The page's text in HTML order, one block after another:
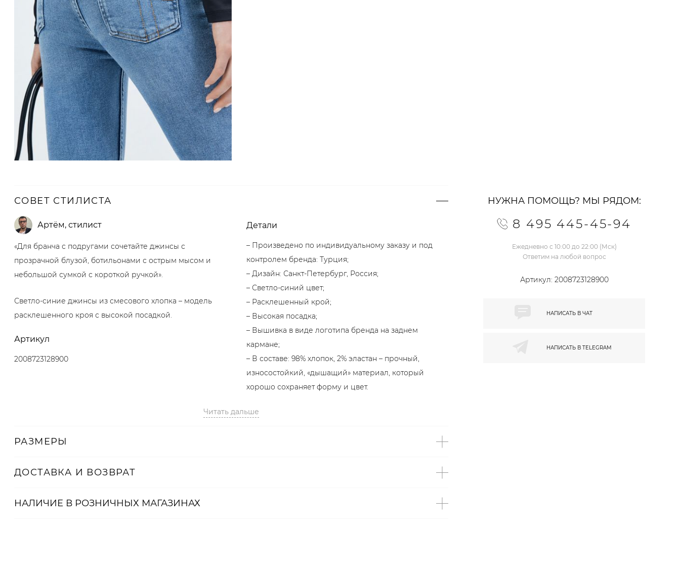
СОВЕТ СТИЛИСТА
Артём, стилист
«Для бранча с подругами сочетайте джинсы с
прозрачной блузой, ботильонами с острым мысом и
небольшой сумкой с короткой ручкой».
Светло-синие джинсы из смесового хлопка – модель
расклешенного кроя с высокой посадкой.
Артикул
2008723128900
Детали
– Произведено по индивидуальному заказу и под
контролем бренда: Турция;
– Дизайн: Санкт-Петербург, Россия;
– Светло-синий цвет;
– Расклешенный крой;
– Высокая посадка;
– Вышивка в виде логотипа бренда на заднем
кармане;
– В составе: 98% хлопок, 2% эластан – прочный,
износостойкий, «дышащий» материал, который
хорошо сохраняет форму и цвет.
Образ
Читать дальше
РАЗМЕРЫ
ДОСТАВКА И ВОЗВРАТ
НАЛИЧИЕ В РОЗНИЧНЫХ МАГАЗИНАХ
НУЖНА ПОМОЩЬ? МЫ РЯДОМ:
8 495 445-45-94
Ежедневно с 10:00 до 22:00 (Мск)
Ответим на любой вопрос
Артикул: 2008723128900
НАПИСАТЬ В ЧАТ
НАПИСАТЬ В TELEGRAM